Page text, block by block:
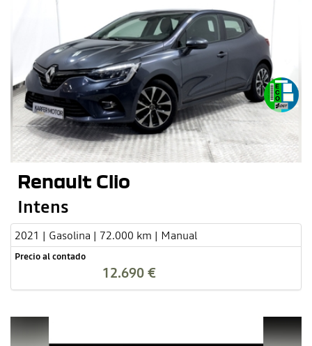
Renault Clio
Intens
2021 | Gasolina | 72.000 km | Manual
Precio al contado
12.690 €